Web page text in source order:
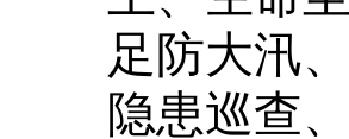
足防大汛
隐患巡查